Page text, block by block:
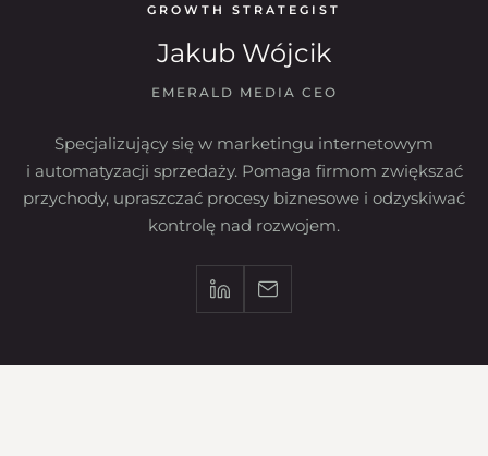
GROWTH STRATEGIST
Jakub Wójcik
EMERALD MEDIA CEO
Specjalizujący się w marketingu internetowym
i automatyzacji sprzedaży. Pomaga firmom zwiększać
przychody, upraszczać procesy biznesowe i odzyskiwać
kontrolę nad rozwojem.